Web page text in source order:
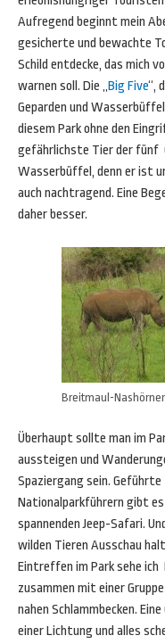
Aufregend beginnt mein
gesicherte und bewachte
Schild entdecke, das mich
warnen soll. Die „Big Five“,
Geparden und
diesem Park ohne den
gefährlichste Tier der fünf
Wasserbüffel, denn er ist
auch nachtragend. Eine
daher besser.
Breitmaul-
Überhaupt sollte man im
aussteigen und
Spaziergang sein.
Nationalparkführern gibt es
spannenden Jeep-Safari.
wilden Tieren Ausschau
Eintreffen im Park sehe ich
zusammen mit einer
nahen Schlammbecken.
einer Lichtung und alles